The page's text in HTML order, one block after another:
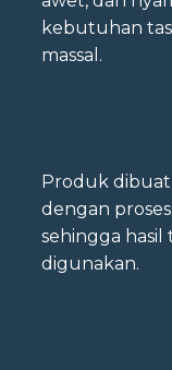
kebutuhan
massal.
Produk
dengan
sehingga hasil
digunakan.